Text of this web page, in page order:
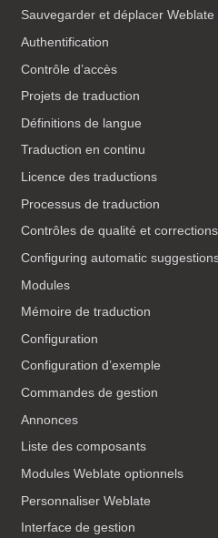
Sauvegarder et déplacer Weblate
Authentification
Contrôle d’accès
Projets de traduction
Définitions de langue
Traduction en continu
Licence des traductions
Processus de traduction
Contrôles de qualité et corrections
Configuring automatic
Modules
Mémoire de traduction
Configuration
Configuration d’exemple
Commandes de gestion
Annonces
Liste des composants
Modules Weblate optionnels
Personnaliser Weblate
Interface de gestion